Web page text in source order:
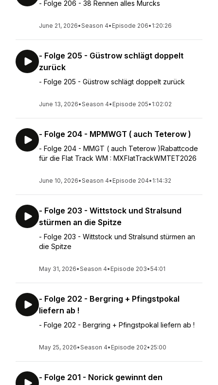
- Folge 206 - 38 Rennen alles Murcks
June 21, 2026•Season 4• Episode 206• 1:20:26
- Folge 205 - Güstrow schlägt doppelt
zurück
- Folge 205 - Güstrow schlägt doppelt zurück
June 13, 2026•Season 4• Episode 205• 1:02:02
- Folge 204 - MPMWGT ( auch Teterow )
- Folge 204 - MMGT ( auch Teterow )Rabattcode
für die Flat Track WM : MXFlatTrackWMTET2026
June 10, 2026•Season 4• Episode 204• 1:14:32
- Folge 203 - Wittstock und Stralsund
stürmen an die Spitze
- Folge 203 - Wittstock und Stralsund stürmen an
die Spitze
May 31, 2026•Season 4• Episode 203•54:01
- Folge 202 - Bergring + Pfingstpokal
liefern ab !
- Folge 202 - Bergring + Pfingstpokal liefern ab !
May 25, 2026•Season 4• Episode 202• 25:00
- Folge 201 - Norick gewinnt den